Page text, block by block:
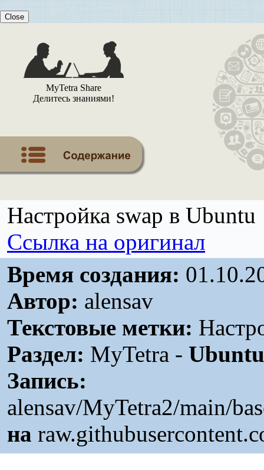
Close
MyTetra Share
Делитесь знаниями!
Настройка swap в Ubuntu
Ссылка на оригинал
Время создания:
Автор: alensav
Текстовые метки:
Раздел: MyTetra -
Запись:
alensav/MyTetra2/main/
на